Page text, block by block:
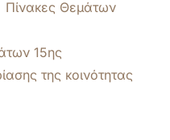
Πίνακες Θεμάτων
15ης
της κοινότητας